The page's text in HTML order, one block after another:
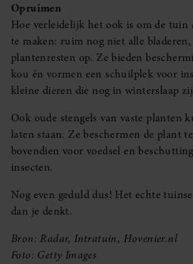
Opruimen
Hoe verleidelijk het ook is om de tuin
te maken: ruim nog niet alle
plantenresten op. Ze bieden
kou én vormen een schuilplek voor
kleine dieren die nog in winterslaap
Ook oude stengels van vaste planten
laten staan. Ze beschermen de plant
bovendien voor voedsel en
insecten.
Nog even geduld dus! Het echte
dan je denkt.
Bron: Radar, Intratuin, Hovenier.nl
Foto: Getty Images